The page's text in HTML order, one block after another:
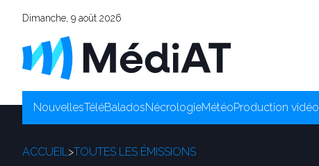
Dimanche, 9 août 2026
NouvellesTéléBaladosNécrologieMétéoProduction vidéo
ACCUEIL>TOUTES LES ÉMISSIONS